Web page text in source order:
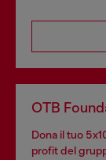
OTB
Dona il tuo
profit del